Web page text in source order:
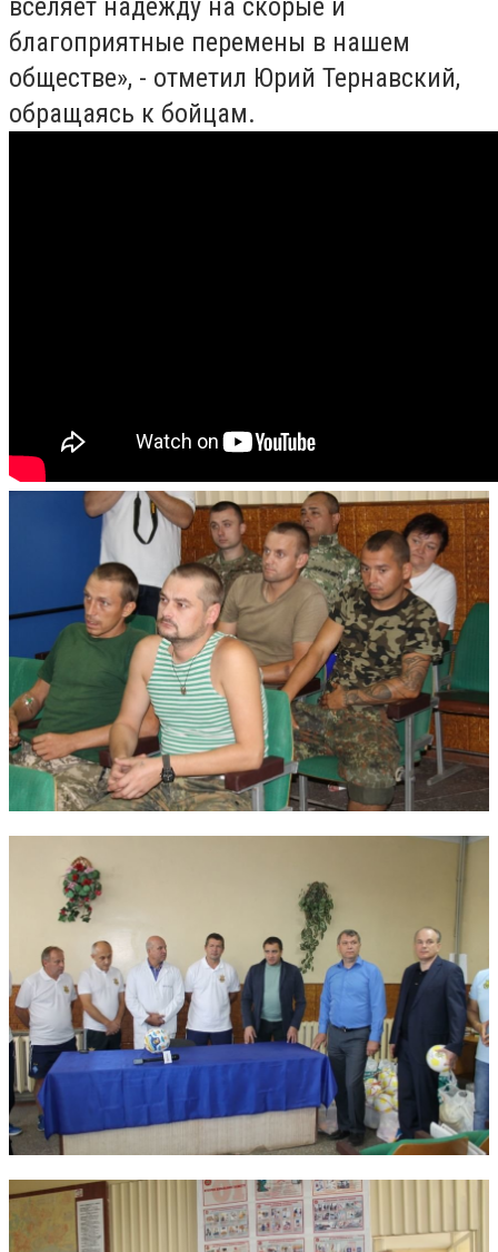
вселяет надежду на скорые и
благоприятные перемены в нашем
обществе», - отметил Юрий Тернавский,
обращаясь к бойцам.